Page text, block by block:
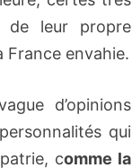
de leur propre
France envahie.
d’opinions
qui
comme la